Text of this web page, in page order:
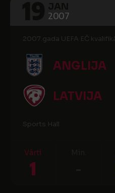
2007
2007.gada UEFA EČ
ANGLIJA
LATVIJA
Sports Hall
Vārti
1